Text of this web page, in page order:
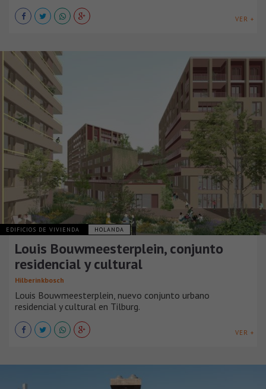
VER +
EDIFICIOS DE VIVIENDA HOLANDA
Louis Bouwmeesterplein, conjunto
residencial y cultural
Hilberinkbosch
Louis Bouwmeesterplein, nuevo conjunto urbano
residencial y cultural en Tilburg.
VER +